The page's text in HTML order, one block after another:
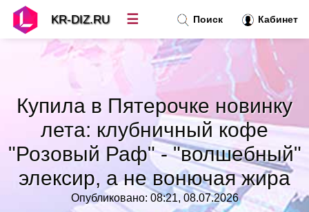
Купила в Пятерочке новинку
лета: клубничный кофе
"Розовый Раф" - "волшебный"
элексир, а не вонючая жира
Опубликовано: 08:21, 08.07.2026
Поиск Кабинет
KR-DIZ.RU ☰
Топ новостей »
Рубрики»
»